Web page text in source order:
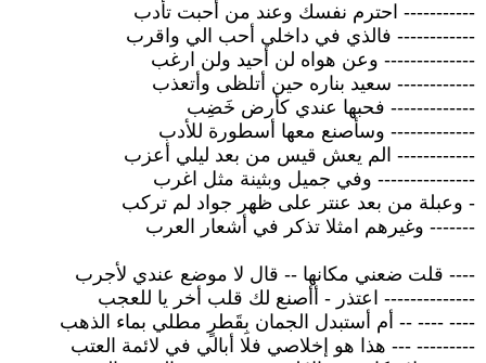
----------- احترم نفسك وعند من أحبت تأدب
------------ فالذي في داخلي أحب الي واقرب
-------------- وعن هواه لن أحيد ولن ارغب
------------ سعيد بناره حين أتلظى وأتعذب
------------- فحبها عندي كأرض خَضِب
------------- وسأصنع معها أسطورة للأدب
------------ الم يعش قيس من بعد ليلي أعزب
--------------- وفي جميل وبثينة مثل اغرب
- وعبلة من بعد عنتر على ظهر جواد لم تركب
------- وغيرهم امثلا تذكر في أشعار العرب
---- قلت ضعني مكانها -- قال لا موضع عندي لأجرب
-------------- اعتذر - أأصنع لك قلب أخر يا للعجب
---- ---- -- أم أستبدل الجمان بِقَطرٍ مطلي بماء الذهب
--------- --- هذا هو إخلاصي فلا أبالي في لائمة العتب